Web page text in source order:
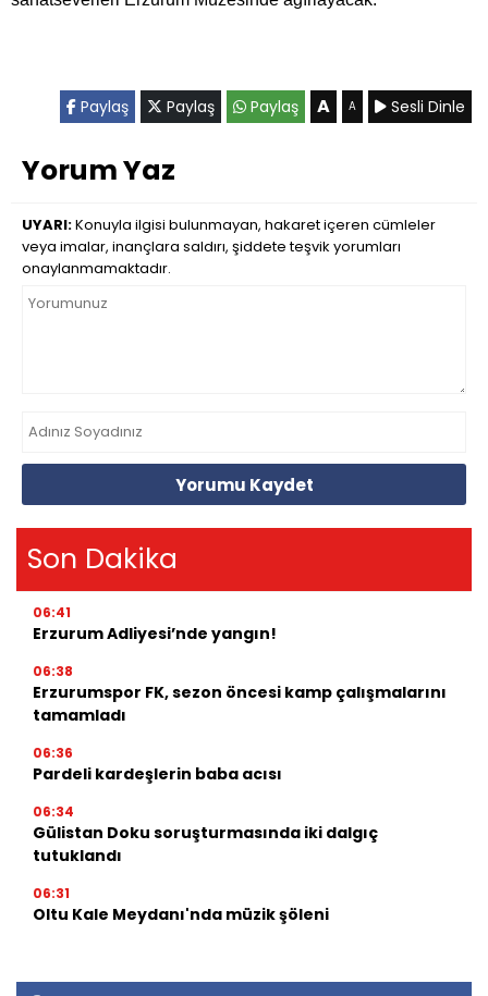
Paylaş Paylaş Paylaş A A Sesli Dinle
Yorum Yaz
UYARI:Konuyla ilgisi bulunmayan, hakaret içeren cümleler
veya imalar, inançlara saldırı, şiddete teşvik yorumları
onaylanmamaktadır.
Yorumu Kaydet
Son Dakika
06:41
Erzurum Adliyesi’nde yangın!
06:38
Erzurumspor FK, sezon öncesi kamp çalışmalarını
tamamladı
06:36
Pardeli kardeşlerin baba acısı
06:34
Gülistan Doku soruşturmasında iki dalgıç
tutuklandı
06:31
Oltu Kale Meydanı'nda müzik şöleni